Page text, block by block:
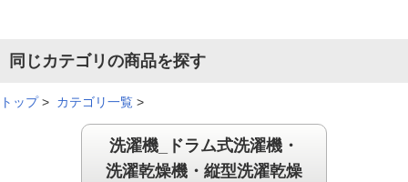
同じカテゴリの商品を探す
トップ> カテゴリ一覧 >
洗濯機_ドラム式洗濯機・
洗濯乾燥機・縦型洗濯乾燥